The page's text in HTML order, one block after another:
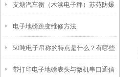
支塘汽车衡（木渎电子秤）苏苑防爆
秤）浦庄电子汽车衡维修
电子地磅跳变维修方法
50吨电子吊称的特点是什么？有哪些
优势？
带打印电子地磅表头与微机串口通信